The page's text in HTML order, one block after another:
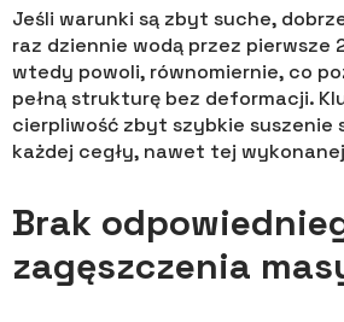
Jeśli warunki są zbyt suche,
raz dziennie wodą przez pierwsze
wtedy powoli, równomiernie, co
pełną strukturę bez deformacji.
cierpliwość zbyt szybkie suszenie
każdej cegły, nawet tej
Brak
zagęszczenia